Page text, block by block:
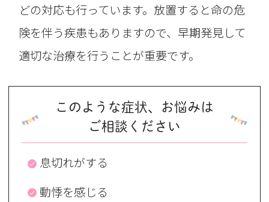
どの対応も行っています。放置すると命の危
険を伴う疾患もありますので、早期発見して
適切な治療を行うことが重要です。
このような症状、お悩みは
ご相談ください
息切れがする
動悸を感じる